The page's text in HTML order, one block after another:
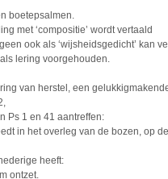
boetepsalmen.
met ‘compositie’ wordt vertaald
ook als ‘wijsheidsgedicht’ kan
lering voorgehouden.
van herstel, een
Ps 1 en 41 aantreffen:
in het overleg van de bozen, op
heeft:
ontzet.